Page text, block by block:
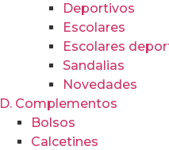
Deportivos
Escolares
Escolares
Sandalias
Novedades
D. Complementos
Bolsos
Calcetines